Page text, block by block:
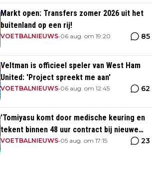
Markt open: Transfers zomer 2026 uit het
buitenland op een rij!
VOETBALNIEUWS•06 aug. om 19:20 85
Veltman is officieel speler van West Ham
United: 'Project spreekt me aan'
VOETBALNIEUWS•06 aug. om 12:45 62
'Tomiyasu komt door medische keuring en
tekent binnen 48 uur contract bij nieuwe
club'
VOETBALNIEUWS•05 aug. om 17:15 23